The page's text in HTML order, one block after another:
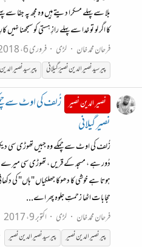
بلا سے پہلے مسکرا دیتے ہیں وہ مجھ پہ جفا
کا اگر لو تو خدا سے پہلے رازِ ہستی کو سمجھنا
فرحان محمد خان
لڑی فروری 6، 2018
پیر سیدنصیرالدیننصیرؔ گیلانی پیرسیدنصیرالدین
نصیر الدین نصیر زُلف کی اوٹ سے
نصیر گیلانی
زُلف کی اوٹ سے چمکے وہ جبیں تھوڑی سی
دُور ہے ، مسجد کے قریں ، تھوڑی سی میرے
ہوتا ہے خوشی کا دھوکا جھلکیاں "ہاں" کی
حجابات اٹھا زحمتِ جلوہ پھر اے...
فرحان محمد خان
لڑی اکتوبر 9، 2017
پیرنصیرالدیننصیر پیرسیدنصیرالدیننصیر